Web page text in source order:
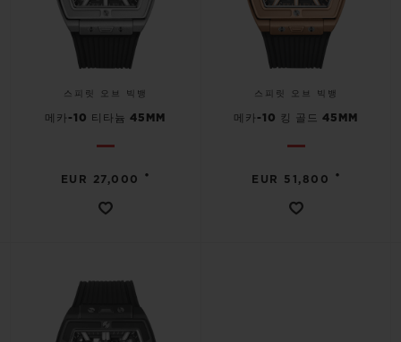
스피릿 오브 빅뱅
메카-10 티타늄 45MM
EUR 27,000 •
스피릿 오브 빅뱅
메카-10 킹 골드 45MM
EUR 51,800 •